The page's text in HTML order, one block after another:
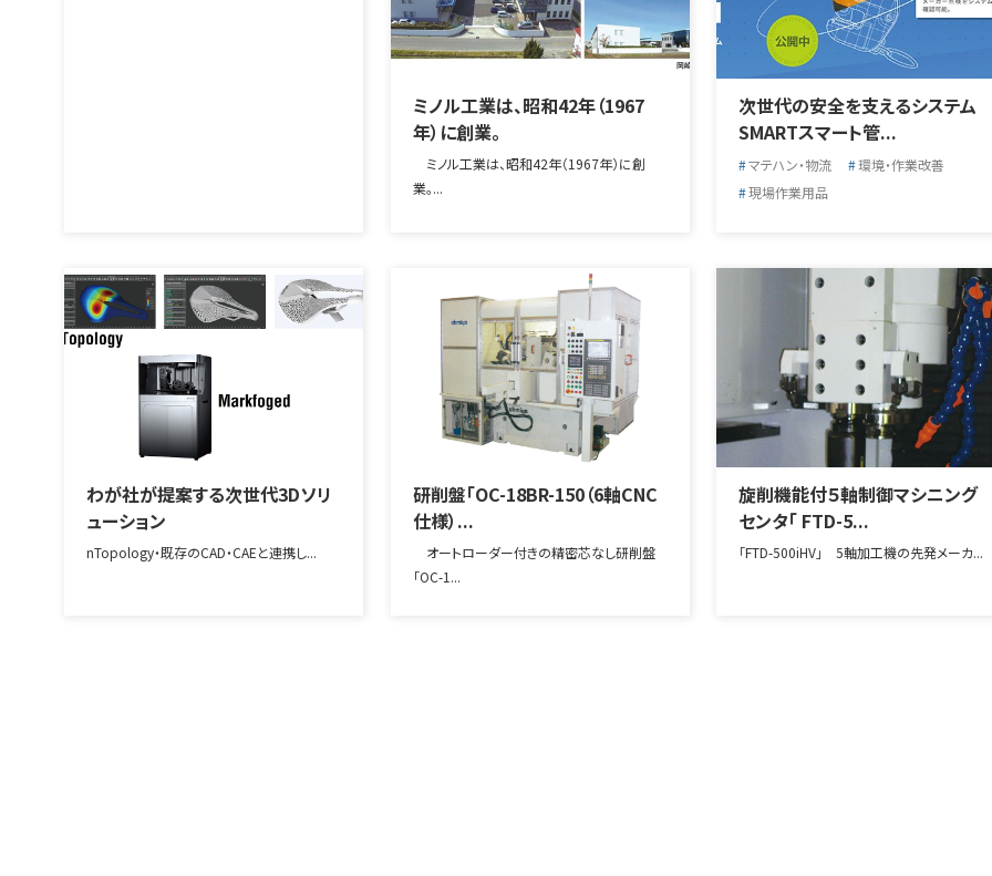
ミノル工業は、昭和42年（1967
年）に創業。
ミノル工業は、昭和42年（1967年）に創
業。...
次世代の安全を支えるシステム
SMARTスマート管...
マテハン・物流
環境・作業改善
現場作業用品
わが社が提案する次世代3Dソリ
ューション
nTopology・既存のCAD・CAEと連携し...
研削盤「OC-18BR-150（6軸CNC
仕様）...
オートローダー付きの精密芯なし研削盤
「OC-1...
旋削機能付５軸制御マシニング
センタ「 FTD-5...
「FTD-500iHV」 5軸加工機の先発メーカ...